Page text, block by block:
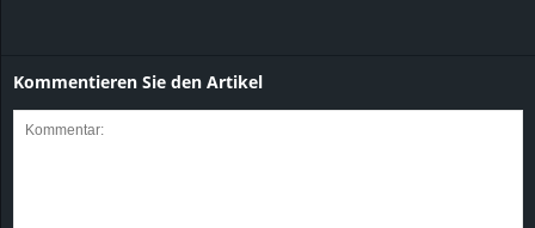
Kommentieren Sie den Artikel